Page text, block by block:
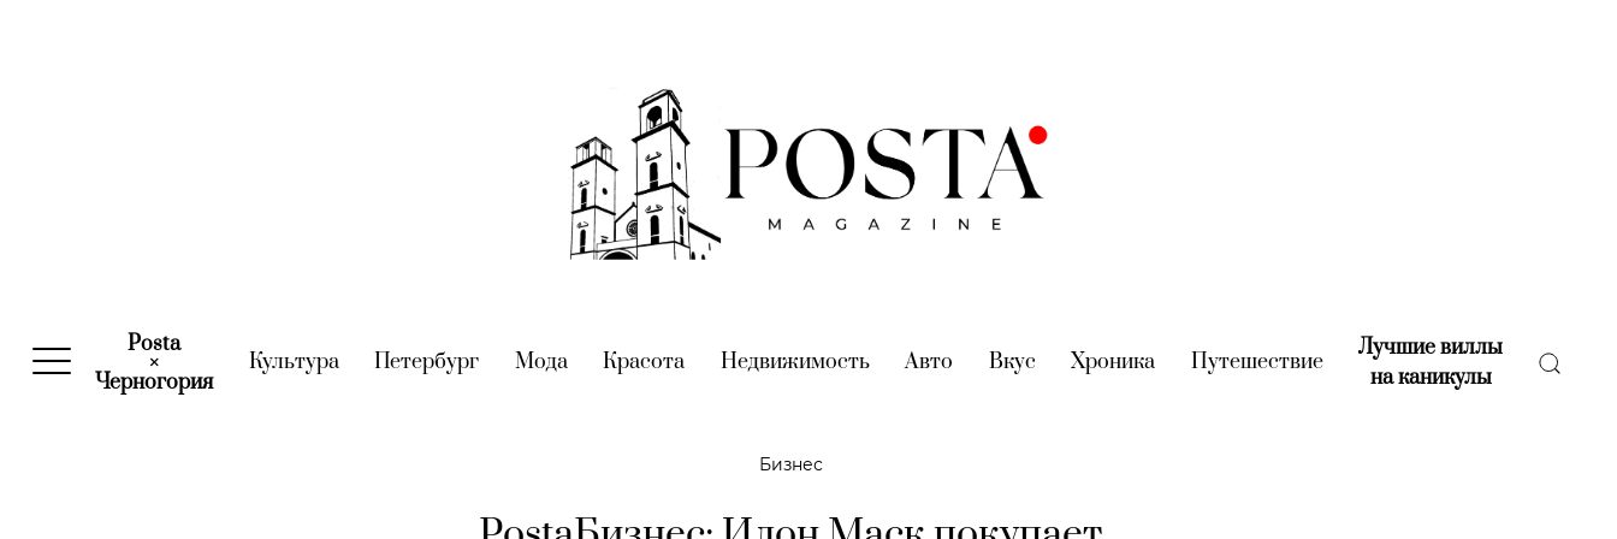
Posta
×
Черногория(current)
Культура(current)
Петербург (current)
Мода(current)
Красота (current)
Недвижимость(current)
Авто (current)
Вкус (current)
Хроника (current)
Путешествие(current)
Лучшие виллы
на каникулы(current)
Бизнес